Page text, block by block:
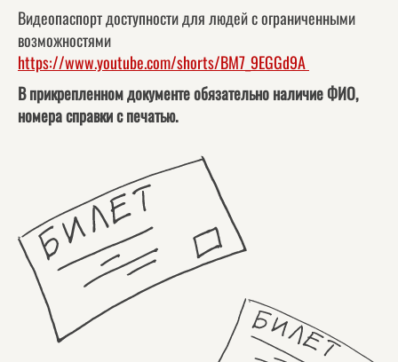
Видеопаспорт доступности для людей с ограниченными
возможностями
https://www.youtube.com/shorts/BM7_9EGGd9A
В прикрепленном документе обязательно наличие ФИО,
номера справки с печатью.